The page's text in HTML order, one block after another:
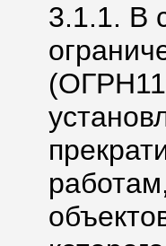
3.1.1. В